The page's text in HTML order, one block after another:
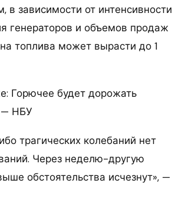
в зависимости от интенсивности
генераторов и объемов продаж
топлива может вырасти до 1
Горючее будет дорожать
— НБУ
трагических колебаний нет
Через неделю-другую
обстоятельства исчезнут», —